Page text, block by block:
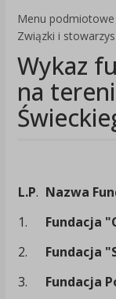
Menu podmiotowe
Związki i
Wykaz
na
L.P. Nazwa
1.
Fundacja
2.
Fundacja
3.
Fundacja